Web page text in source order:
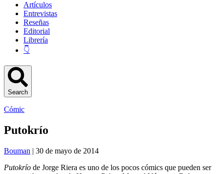
Artículos
Entrevistas
Reseñas
Editorial
Librería
👇
Search
Cómic
Putokrío
Bouman | 30 de mayo de 2014
Putokrío de Jorge Riera es uno de los pocos cómics que pueden ser